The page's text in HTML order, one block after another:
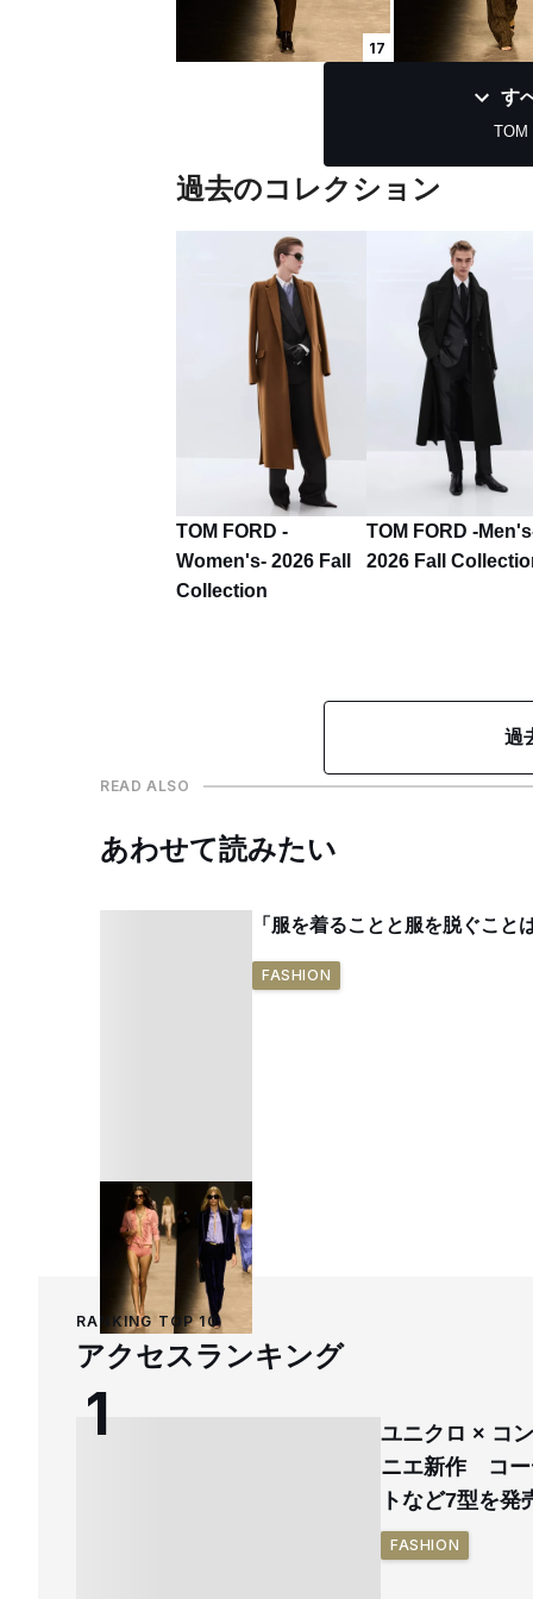
17
す
TOM
過去のコレクション
TOM FORD -
Women's- 2026 Fall
Collection
TOM FORD -
2026 Fall
過
READ ALSO
あわせて読みたい
「服を着ることと服を脱ぐこ
FASHION
RANKING TOP 10
アクセスランキング
ユニクロ × コ
ニエ新作 コー
トなど7型を発
FASHION